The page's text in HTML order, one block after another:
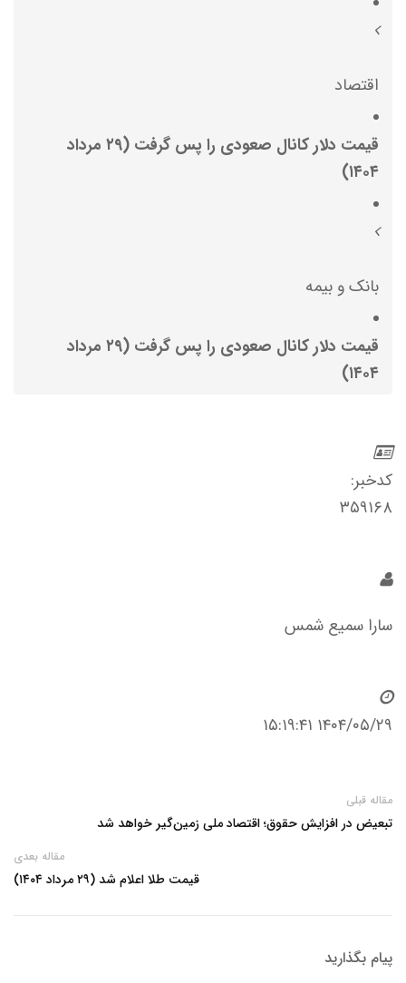
اقتصاد
قیمت دلار کانال صعودی را پس گرفت (۲۹ مرداد
۱۴۰۴)
بانک و بیمه
قیمت دلار کانال صعودی را پس گرفت (۲۹ مرداد
۱۴۰۴)
کدخبر:
۳۵۹۱۶۸
سارا سمیع شمس
۱۴۰۴/۰۵/۲۹ ۱۵:۱۹:۴۱
مقاله قبلی
تبعیض در افزایش حقوق؛ اقتصاد ملی زمین‌گیر خواهد شد
مقاله بعدی
قیمت طلا اعلام شد (۲۹ مرداد ۱۴۰۴)
پیام بگذارید